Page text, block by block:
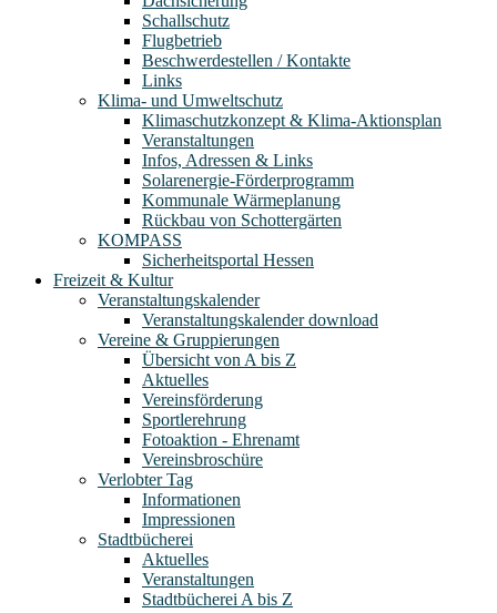
Schallschutz
Flugbetrieb
Beschwerdestellen / Kontakte
Links
Klima- und Umweltschutz
Klimaschutzkonzept & Klima-Aktionsplan
Veranstaltungen
Infos, Adressen & Links
Solarenergie-Förderprogramm
Kommunale Wärmeplanung
Rückbau von Schottergärten
KOMPASS
Sicherheitsportal Hessen
Freizeit & Kultur
Veranstaltungskalender
Veranstaltungskalender download
Vereine & Gruppierungen
Übersicht von A bis Z
Aktuelles
Vereinsförderung
Sportlerehrung
Fotoaktion - Ehrenamt
Vereinsbroschüre
Verlobter Tag
Informationen
Impressionen
Stadtbücherei
Aktuelles
Veranstaltungen
Stadtbücherei A bis Z